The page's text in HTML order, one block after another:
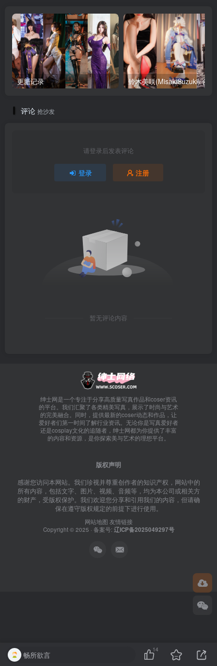
更新记录
评论 抢沙发
请登录后发表评论
登录 注册
暂无评论内容
绅士网是一个专注于分享高质量写真作品和coser资讯
的平台。我们汇聚了各类精美写真，展示了时尚与艺术
的完美融合。同时，提供最新的coser动态和作品，让
爱好者们第一时间了解行业资讯。无论你是写真爱好者
还是cosplay文化的追随者，绅士网都为你提供了丰富
的内容和资源，是你探索美与艺术的理想平台。
版权声明
感谢您访问本网站。我们珍视并尊重创作者的知识产权，网站中的
所有内容，包括文字、图片、视频、音频等，均为本公司或相关方
的财产，受版权保护。我们欢迎您分享和引用我们的内容，但请确
保在遵守版权规定的前提下进行使用。
网站地图 友情链接
Copyright © 2025 · 备案号: 辽ICP备2025049297号
畅所欲言
14